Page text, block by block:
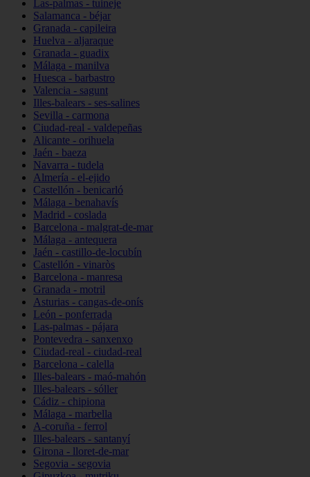
Las-palmas - tuineje
Salamanca - béjar
Granada - capileira
Huelva - aljaraque
Granada - guadix
Málaga - manilva
Huesca - barbastro
Valencia - sagunt
Illes-balears - ses-salines
Sevilla - carmona
Ciudad-real - valdepeñas
Alicante - orihuela
Jaén - baeza
Navarra - tudela
Almería - el-ejido
Castellón - benicarló
Málaga - benahavís
Madrid - coslada
Barcelona - malgrat-de-mar
Málaga - antequera
Jaén - castillo-de-locubín
Castellón - vinaròs
Barcelona - manresa
Granada - motril
Asturias - cangas-de-onís
León - ponferrada
Las-palmas - pájara
Pontevedra - sanxenxo
Ciudad-real - ciudad-real
Barcelona - calella
Illes-balears - maó-mahón
Illes-balears - sóller
Cádiz - chipiona
Málaga - marbella
A-coruña - ferrol
Illes-balears - santanyí
Girona - lloret-de-mar
Segovia - segovia